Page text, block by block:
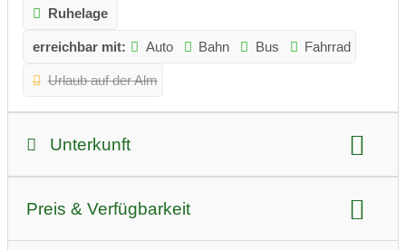
Ruhelage
erreichbar mit: Auto Bahn Bus Fahrrad
Urlaub auf der Alm
Unterkunft
Appartement
Ferienwohnung
Camping am Bauernhof
Hunde: erlaubt
Preis & Verfügbarkeit